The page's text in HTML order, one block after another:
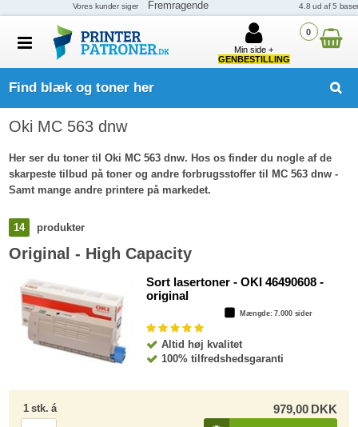
0
Min side +
GENBESTILLING
Find blæk og toner her
Oki MC 563 dnw
Her ser du toner til Oki MC 563 dnw. Hos os finder du nogle af de
skarpeste tilbud på toner og andre forbrugsstoffer til MC 563 dnw -
Samt mange andre printere på markedet.
14 produkter
Original - High Capacity
Sort lasertoner - OKI 46490608 -
original
Mængde: 7.000 sider
Altid høj kvalitet
100% tilfredshedsgaranti
1 stk. á 979,00 DKK